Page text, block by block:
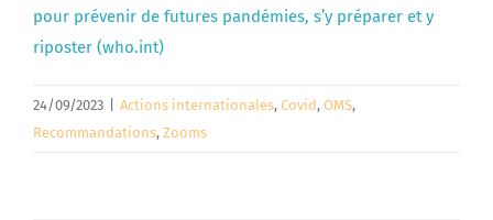
pour prévenir de futures pandémies, s’y préparer et y
riposter (who.int)
24/09/2023 Actions internationales, Covid, OMS,
Recommandations, Zooms